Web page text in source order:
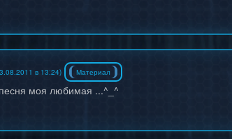
в 13:24) Материал
моя любимая ...^_^